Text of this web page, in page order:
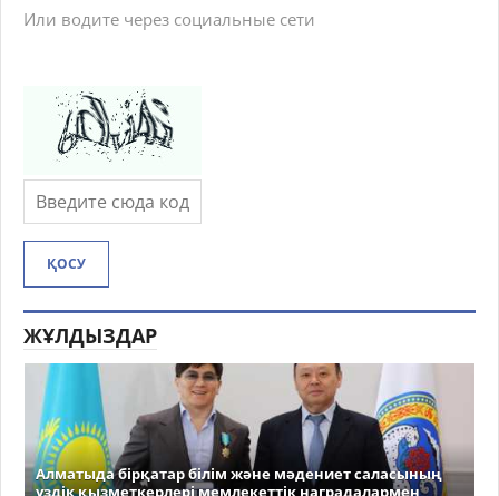
Или водите через социальные сети
ҚОСУ
ЖҰЛДЫЗДАР
Алматыда бірқатар білім және мәдениет саласының
үздік қызметкерлері мемлекеттік наградалармен